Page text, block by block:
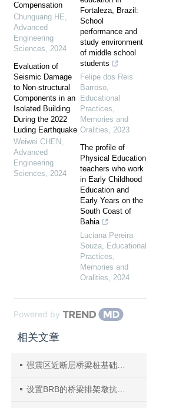
Compensation
Chunguang HE,
Advanced
Engineering
Sciences, 2024
Evaluation of
Seismic Damage
to Non-structural
Components in an
Isolated Building
During the 2022
Luding Earthquake
Weiwei CHEN ,
Advanced
Engineering
Sciences, 2024
Fortaleza, Brazil:
School
performance and
study environment
of middle school
students
Felipe dos Reis
Barroso,
Educational
Practices,
Memories and
Oralities, 2023
The profile of
Physical Education
teachers who work
in Early Childhood
Education and
Early Years on the
South Coast of
Bahia
Luciana Pereira
Souza, Educational
Practices,
Memories and
Oralities, 2024
Powered by
相关文章
强震区近断层桥梁桩基础时程响应振动台试验
设置BRB的桥梁排架墩抗震性能参数分析